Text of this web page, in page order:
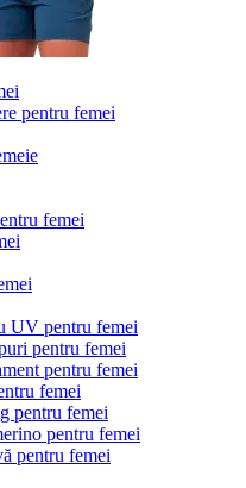
pentru femei
femei
UV pentru femei
pentru femei
pentru femei
femei
pentru femei
pentru femei
pentru femei